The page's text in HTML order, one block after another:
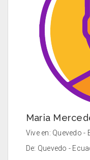
Maria
Vive en: Quevedo -
De: Quevedo -